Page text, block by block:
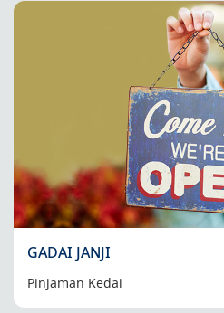
GADAI JANJI
Pinjaman Kedai